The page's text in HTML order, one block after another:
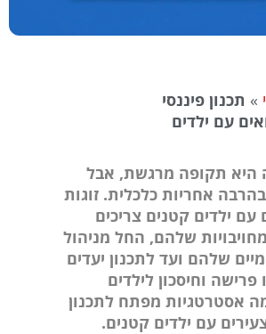
» תכנון פיננסי
עם ילדים
תקופה מרגשת, אבל
אחריות כלכלית. זוגות
עם ילדים קטנים צריכים
שלהם, החל מניהול
שלהם ועד לתכנון יעדים
פרישה וחיסכון לילדים
אסטרטגיות מפתח לתכנון
עם ילדים קטנים.